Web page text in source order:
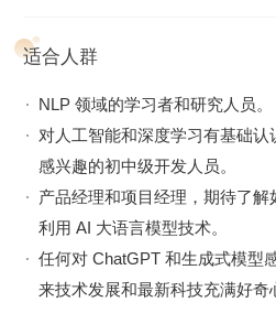
https://github.com/huangjia2019/
至此，你将能够利用 LangChain
系统，不论是企业应用开发，还是
应手，游刃有余。
适合人群
NLP 领域的学习者和研究人员。
对人工智能和深度学习有基础
感兴趣的初中级开发人员。
产品经理和项目经理，期待了
利用 AI 大语言模型技术。
任何对 ChatGPT 和生成式模型
来技术发展和最新科技充满好奇